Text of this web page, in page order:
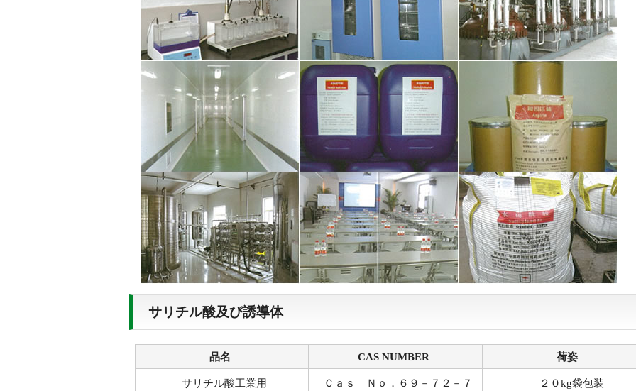
サリチル酸及び誘導体
品名 CAS NUMBER 荷姿
サリチル酸工業用 Ｃａｓ Ｎｏ．６９－７２－７ ２０kg袋包装